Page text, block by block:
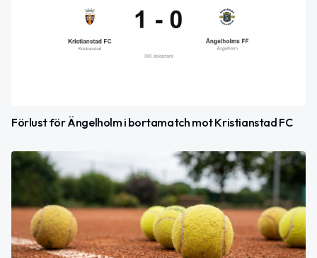
Förlust för Ängelholm i bortamatch mot Kristianstad FC